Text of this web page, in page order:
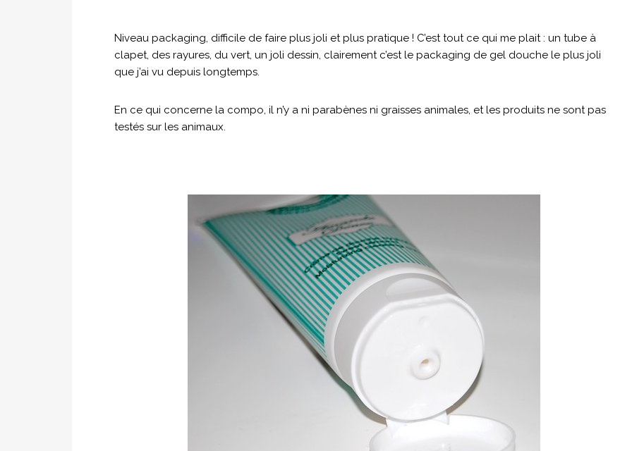
Niveau packaging, difficile de faire plus joli et plus pratique ! C’est tout ce qui me plait : un tube à
clapet, des rayures, du vert, un joli dessin, clairement c’est le packaging de gel douche le plus joli
que j’ai vu depuis longtemps.
En ce qui concerne la compo, il n’y a ni parabènes ni graisses animales, et les produits ne sont pas
testés sur les animaux.